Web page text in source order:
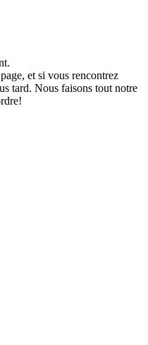
et si vous rencontrez
tard. Nous faisons tout notre